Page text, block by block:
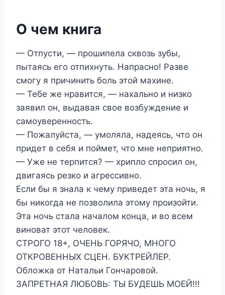
О чем книга
— Отпусти, — прошипела сквозь зубы,
пытаясь его отпихнуть. Напрасно! Разве
смогу я причинить боль этой махине.
— Тебе же нравится, — нахально и низко
заявил он, выдавая свое возбуждение и
самоуверенность.
— Пожалуйста, — умоляла, надеясь, что он
придет в себя и поймет, что мне неприятно.
— Уже не терпится? — хрипло спросил он,
двигаясь резко и агрессивно.
Если бы я знала к чему приведет эта ночь, я
бы никогда не позволила этому произойти.
Эта ночь стала началом конца, и во всем
виноват этот человек.
СТРОГО 18+, ОЧЕНЬ ГОРЯЧО, МНОГО
ОТКРОВЕННЫХ СЦЕН. БУКТРЕЙЛЕР.
Обложка от Натальи Гончаровой.
ЗАПРЕТНАЯ ЛЮБОВЬ: ТЫ БУДЕШЬ МОЕЙ!!!